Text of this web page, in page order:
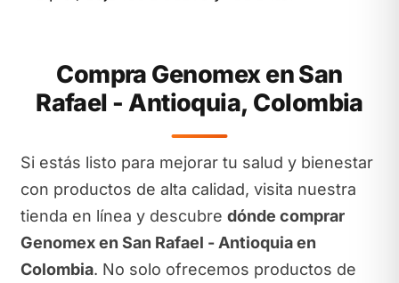
Compra Genomex en San
Rafael - Antioquia, Colombia
Si estás listo para mejorar tu salud y bienestar
con productos de alta calidad, visita nuestra
tienda en línea y descubre dónde comprar
Genomex en San Rafael - Antioquia en
Colombia. No solo ofrecemos productos de